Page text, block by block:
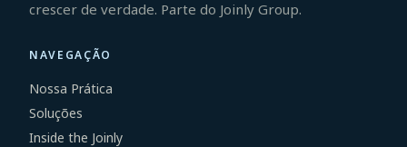
crescer de verdade. Parte do Joinly Group.
NAVEGAÇÃO
Nossa Prática
Soluções
Inside the Joinly